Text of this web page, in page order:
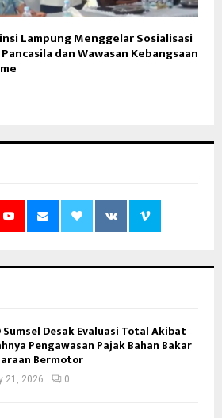
Lampung Menggelar Sosialisasi
dan Wawasan Kebangsaan
Sumsel Desak Evaluasi Total Akibat
Pengawasan Pajak Bahan Bakar
Bermotor
21, 2026 0